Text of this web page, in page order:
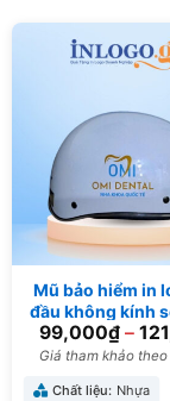
Mũ bảo hiểm in
đầu không kính
màu trắng và
MBH-05
99,000₫ –
Giá tham khảo
Chất liệu: Nhựa